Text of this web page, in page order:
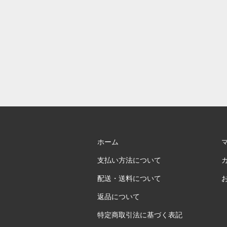
ホーム
支払い方法について
配送・送料について
返品について
特定商取引法に基づく表記